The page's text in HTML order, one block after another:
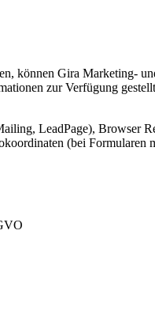
können Gira Marketing-
zur Verfügung
LeadPage), Browser
(bei